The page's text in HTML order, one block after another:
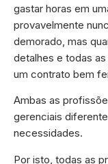
gastar horas em
provavelmente
demorado, mas
detalhes e todas
um contrato bem
Ambas as
gerenciais
necessidades.
Por isto, todas as